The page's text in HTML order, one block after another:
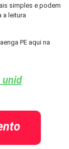
simples e podem
a leitura
PE aqui na
unid